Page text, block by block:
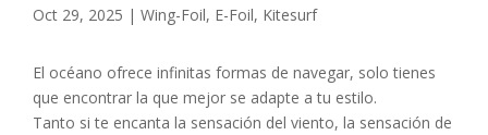
Oct 29, 2025 | Wing-Foil, E-Foil, Kitesurf
El océano ofrece infinitas formas de navegar, solo tienes
que encontrar la que mejor se adapte a tu estilo.
Tanto si te encanta la sensación del viento, la sensación de